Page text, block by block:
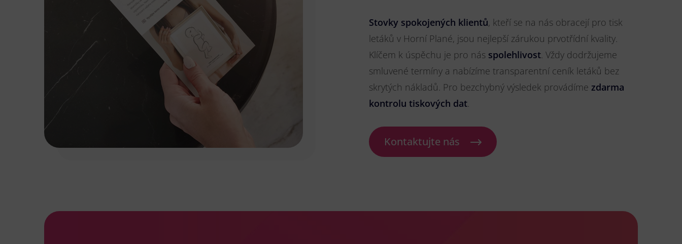
Stovky spokojených klientů, kteří se na nás obracejí pro tisk
letáků v Horní Plané, jsou nejlepší zárukou prvotřídní kvality.
Klíčem k úspěchu je pro nás spolehlivost. Vždy dodržujeme
smluvené termíny a nabízíme transparentní ceník letáků bez
skrytých nákladů. Pro bezchybný výsledek provádíme zdarma
kontrolu tiskových dat.
Kontaktujte nás